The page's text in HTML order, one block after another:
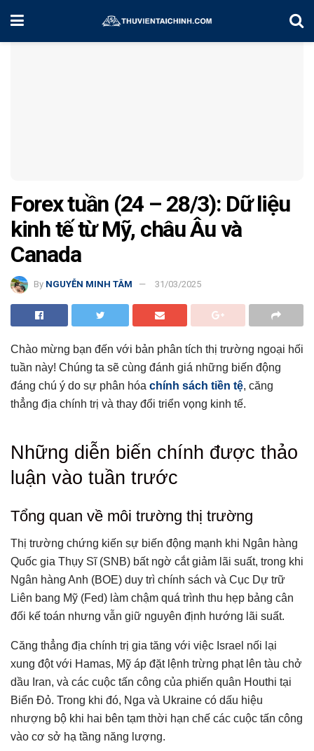
Home Chiến Lược Đầu Tư
Forex tuần (24 – 28/3): Dữ liệu
kinh tế từ Mỹ, châu Âu và
Canada
By NGUYỄN MINH TÂM 31/03/2025
Chào mừng bạn đến với bản phân tích thị trường ngoại hối
tuần này! Chúng ta sẽ cùng đánh giá những biến động
đáng chú ý do sự phân hóa chính sách tiền tệ, căng
thẳng địa chính trị và thay đổi triển vọng kinh tế.
Tổng hợp bài viết
Những diễn biến chính được thảo luận vào tuần trước
Tổng quan về môi trường thị trường
Các bản phát hành kinh tế đáng chú ý
Sự kiện rủi ro và phản ứng của thị trường
Bảng xếp hạng FX cơ bản
Kết quả hệ thống chấm điểm (thang điểm 1-10)
1. Yên Nhật: 8.0/10
2. Đô la Mỹ: 7,7/10
3. CAD: 7.2/10
4. CHF: 7.1/10
5. Bảng Anh: 6,5/10
6. EUR: 6.2/10
7. Úc: 5,7/10
8. Đô la New Zealand: 5,5/10
Những diễn biến chính được thảo
luận vào tuần trước
Tổng quan về môi trường thị trường
Thị trường chứng kiến sự biến động mạnh khi Ngân hàng
Quốc gia Thụy Sĩ (SNB) bất ngờ cắt giảm lãi suất, trong khi
Ngân hàng Anh (BOE) duy trì chính sách và Cục Dự trữ
Liên bang Mỹ (Fed) làm chậm quá trình thu hẹp bảng cân
đối kế toán nhưng vẫn giữ nguyên định hướng lãi suất.
Căng thẳng địa chính trị gia tăng với việc Israel nối lại
xung đột với Hamas, Mỹ áp đặt lệnh trừng phạt lên tàu chở
dầu Iran, và các cuộc tấn công của phiến quân Houthi tại
Biển Đỏ. Trong khi đó, Nga và Ukraine có dấu hiệu
nhượng bộ khi hai bên tạm thời hạn chế các cuộc tấn công
vào cơ sở hạ tầng năng lượng.